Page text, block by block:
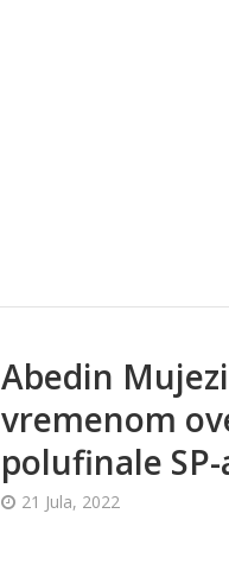
Abedin
vremenom
polufinale
21 Jula, 2022